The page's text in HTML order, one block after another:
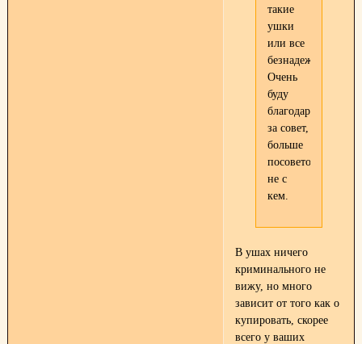
такие
ушки
или все
безнадежно?
Очень
буду
благодарна
за совет,
больше
посоветоваться
не с
кем.
В ушах ничего
криминального не
вижу, но много
зависит от того как о
купировать, скорее
всего у ваших